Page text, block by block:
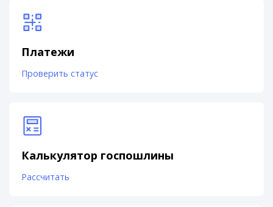
Платежи
Проверить статус
Калькулятор госпошлины
Рассчитать